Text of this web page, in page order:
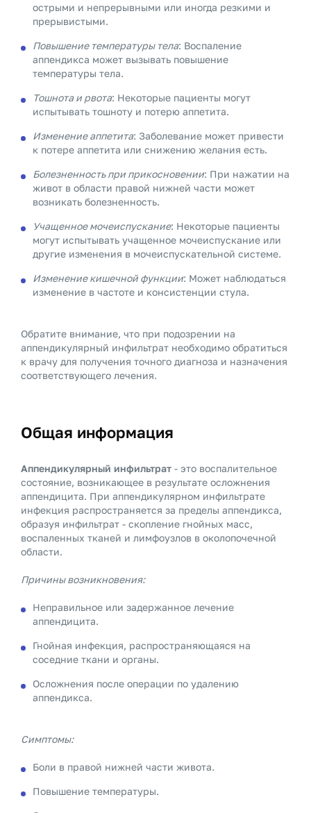
острыми и непрерывными или иногда резкими и
прерывистыми.
Повышение температуры тела: Воспаление
аппендикса может вызывать повышение
температуры тела.
Тошнота и рвота: Некоторые пациенты могут
испытывать тошноту и потерю аппетита.
Изменение аппетита: Заболевание может привести
к потере аппетита или снижению желания есть.
Болезненность при прикосновении: При нажатии на
живот в области правой нижней части может
возникать болезненность.
Учащенное мочеиспускание: Некоторые пациенты
могут испытывать учащенное мочеиспускание или
другие изменения в мочеиспускательной системе.
Изменение кишечной функции: Может наблюдаться
изменение в частоте и консистенции стула.
Обратите внимание, что при подозрении на
аппендикулярный инфильтрат необходимо обратиться
к врачу для получения точного диагноза и назначения
соответствующего лечения.
Общая информация
Аппендикулярный инфильтрат - это воспалительное
состояние, возникающее в результате осложнения
аппендицита. При аппендикулярном инфильтрате
инфекция распространяется за пределы аппендикса,
образуя инфильтрат - скопление гнойных масс,
воспаленных тканей и лимфоузлов в околопочечной
области.
Причины возникновения:
Неправильное или задержанное лечение
аппендицита.
Гнойная инфекция, распространяющаяся на
соседние ткани и органы.
Осложнения после операции по удалению
аппендикса.
Симптомы:
Боли в правой нижней части живота.
Повышение температуры.